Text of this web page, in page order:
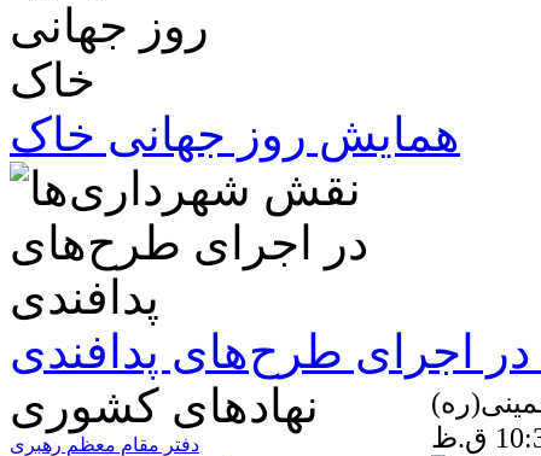
همایش روز جهانی خاک
اجرای طرح‌های پدافندی
نهادهای کشوری
دفتر مقام معظم رهبری